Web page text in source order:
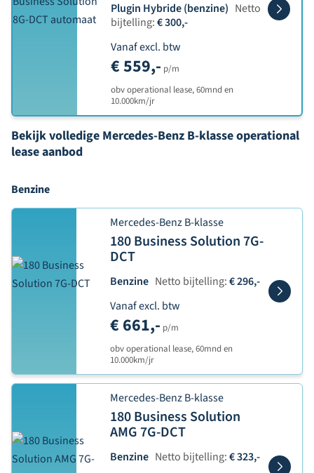
Plugin Hybride (benzine) Netto
bijtelling:€ 300,-
Vanaf excl. btw
€ 559,- p/m
obv operational lease, 60mnd en
10.000km/jr
Bekijk volledige Mercedes-Benz B-klasse operational
lease aanbod
Benzine
Mercedes-Benz B-klasse
180 Business Solution 7G-
DCT
Benzine Netto bijtelling:€ 296,-
Vanaf excl. btw
€ 661,- p/m
obv operational lease, 60mnd en
10.000km/jr
Mercedes-Benz B-klasse
180 Business Solution
AMG 7G-DCT
Benzine Netto bijtelling:€ 323,-